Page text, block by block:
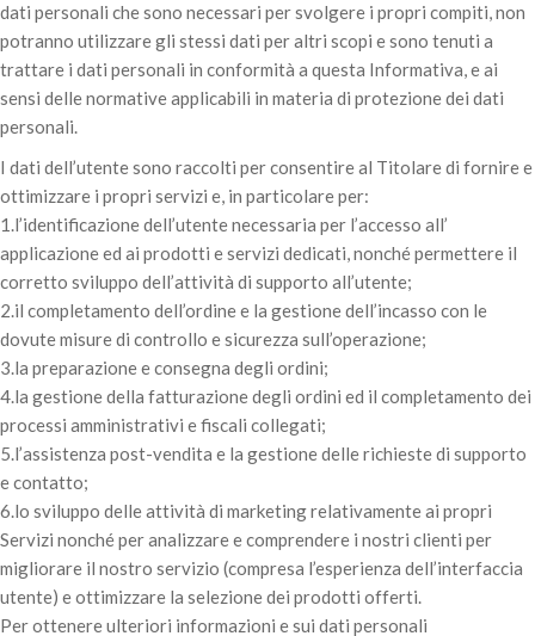
dati personali che sono necessari per svolgere i propri compiti, non
potranno utilizzare gli stessi dati per altri scopi e sono tenuti a
trattare i dati personali in conformità a questa Informativa, e ai
sensi delle normative applicabili in materia di protezione dei dati
personali.
I dati dell’utente sono raccolti per consentire al Titolare di fornire e
ottimizzare i propri servizi e, in particolare per:
1.l’identificazione dell’utente necessaria per l’accesso all’
applicazione ed ai prodotti e servizi dedicati, nonché permettere il
corretto sviluppo dell’attività di supporto all’utente;
2.il completamento dell’ordine e la gestione dell’incasso con le
dovute misure di controllo e sicurezza sull’operazione;
3.la preparazione e consegna degli ordini;
4.la gestione della fatturazione degli ordini ed il completamento dei
processi amministrativi e fiscali collegati;
5.l’assistenza post-vendita e la gestione delle richieste di supporto
e contatto;
6.lo sviluppo delle attività di marketing relativamente ai propri
Servizi nonché per analizzare e comprendere i nostri clienti per
migliorare il nostro servizio (compresa l’esperienza dell’interfaccia
utente) e ottimizzare la selezione dei prodotti offerti.
Per ottenere ulteriori informazioni e sui dati personali